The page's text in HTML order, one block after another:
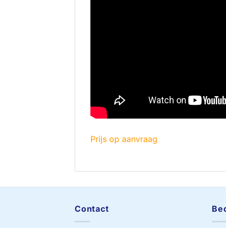
Prijs op aanvraag
Contact